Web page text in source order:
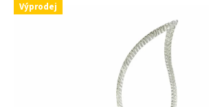
Výprodej